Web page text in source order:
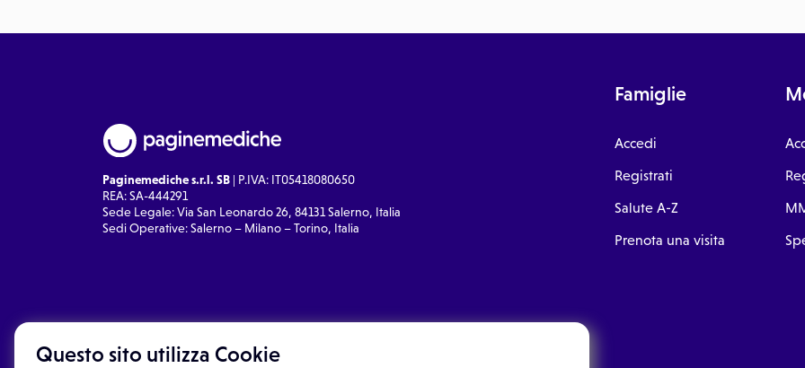
Questo sito utilizza Cookie
Paginemediche s.r.l. SB | P.IVA: IT05418080650
REA: SA-444291
Sede Legale: Via San Leonardo 26, 84131 Salerno, Italia
Sedi Operative: Salerno – Milano – Torino, Italia
Famiglie
Accedi
Registrati
Salute A-Z
Prenota una visita